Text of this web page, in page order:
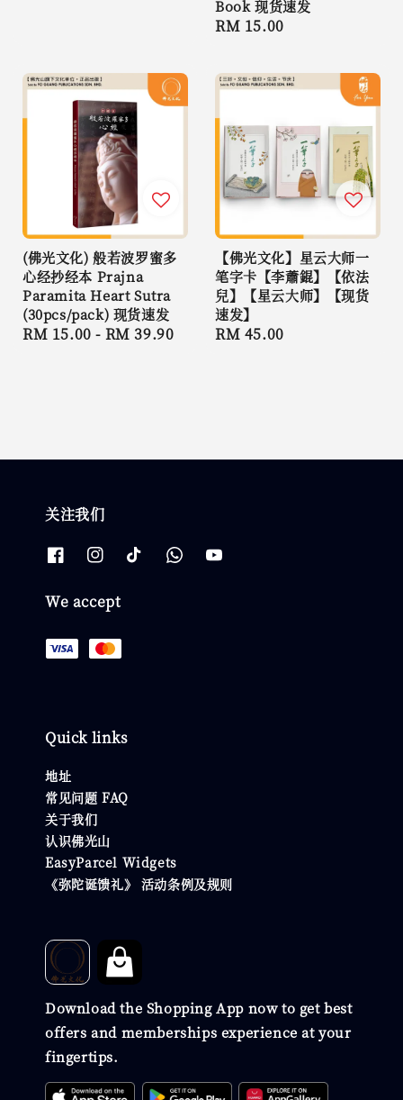
Book 现货速发
Regular
RM 15.00
(佛光文化) 般若波罗蜜多
心经抄经本 Prajna
Paramita Heart Sutra
(30pcs/pack) 现货速发
Regular
RM 15.00 - RM 39.90
【佛光文化】星云大师一
笔字卡【李蕭錕】【依法
兒】【星云大师】【现货
速发】
Regular
RM 45.00
关注我们
We accept
Quick links
地址
常见问题 FAQ
关于我们
认识佛光山
EasyParcel Widgets
《弥陀诞馈礼》 活动条例及规则
Download the Shopping App now to get best
offers and memberships experience at your
fingertips.